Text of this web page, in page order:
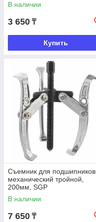
В наличии
3 650 ₸
Купить
Съемник для подшипников,
механический тройной,
200мм, SGP
В наличии
7 650 ₸